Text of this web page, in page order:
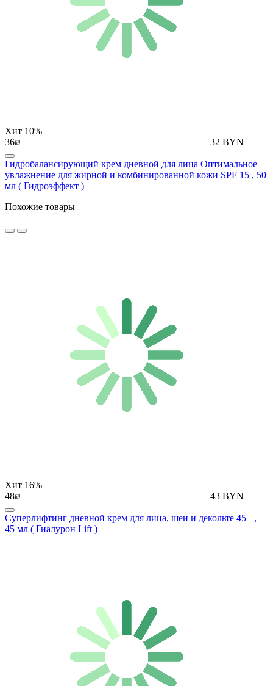
Хит 10%
36₪
32 BYN
Гидробалансирующий крем дневной для лица Оптимальное
увлажнение для жирной и комбинированной кожи SPF 15 , 50
мл ( Гидроэффект )
Похожие товары
Хит 16%
48₪
43 BYN
Суперлифтинг дневной крем для лица, шеи и декольте 45+ ,
45 мл ( Гиалурон Lift )